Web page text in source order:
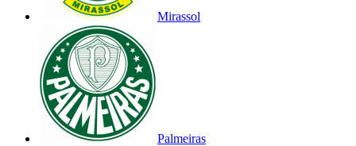
Mirassol
Palmeiras